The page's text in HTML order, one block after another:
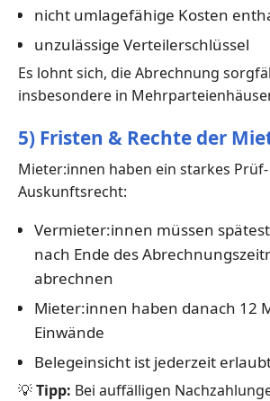
nicht umlagefähige Kosten
unzulässige Verteilerschlüssel
Es lohnt sich, die Abrechnung
insbesondere in
5) Fristen & Rechte der
Mieter:innen haben ein starkes
Auskunftsrecht:
Vermieter:innen müssen
nach Ende des
abrechnen
Mieter:innen haben danach 12
Einwände
Belegeinsicht ist jederzeit
💡Tipp: Bei auffälligen